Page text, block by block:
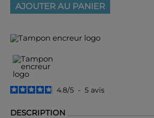
4.8/5 - 5 avis
AJOUTER AU PANIER
DESCRIPTION